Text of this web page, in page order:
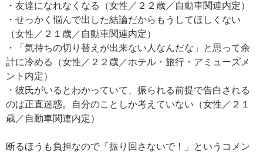
・友達になれなくなる（女性／２２歳／自動車関連内定）
・せっかく悩んで出した結論だからもうしてほしくない
（女性／２１歳／自動車関連内定）
・「気持ちの切り替えが出来ない人なんだな」と思って余
計に冷める（女性／２２歳／ホテル・旅行・アミューズメ
ント内定）
・彼氏がいるとわかっていて、振られる前提で告白される
のは正直迷惑。自分のことしか考えていない（女性／２１
歳／自動車関連内定）
断るほうも負担なので「振り回さないで！」というコメン